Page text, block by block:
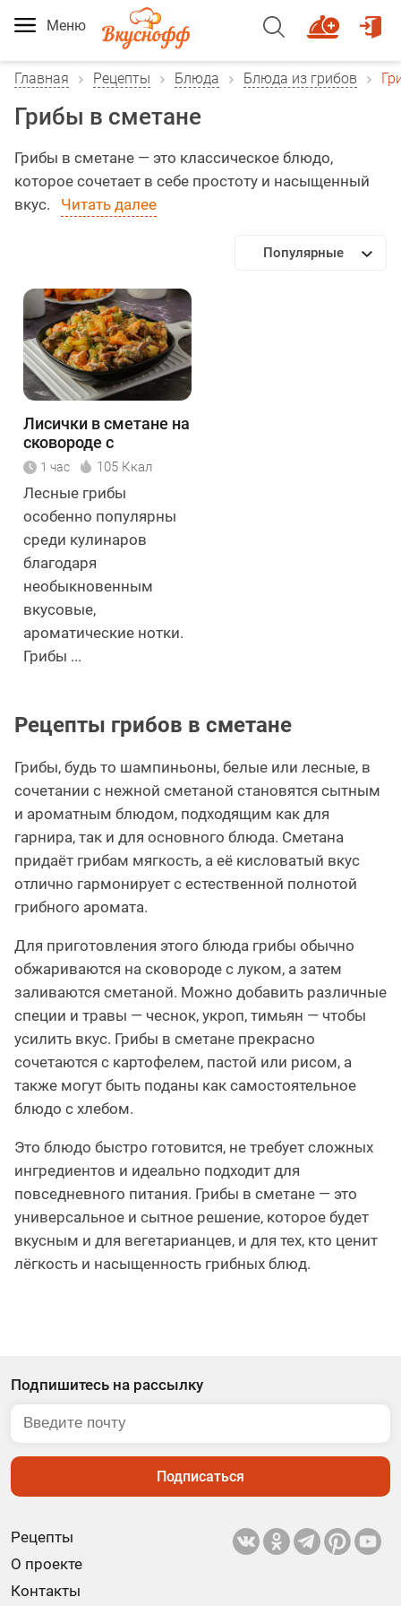
Меню
Главная Рецепты Блюда Блюда из грибов
Грибы в сметане
Грибы в сметане — это классическое блюдо,
которое сочетает в себе простоту и насыщенный
вкус.
Читать далее
Популярные
Лисички в сметане на
сковороде с
картошкой
1 час 105 Ккал
Лесные грибы
особенно популярны
среди кулинаров
благодаря
необыкновенным
вкусовые,
ароматические нотки.
Грибы ...
Рецепты грибов в сметане
Грибы, будь то шампиньоны, белые или лесные, в
сочетании с нежной сметаной становятся сытным
и ароматным блюдом, подходящим как для
гарнира, так и для основного блюда. Сметана
придаёт грибам мягкость, а её кисловатый вкус
отлично гармонирует с естественной полнотой
грибного аромата.
Для приготовления этого блюда грибы обычно
обжариваются на сковороде с луком, а затем
заливаются сметаной. Можно добавить различные
специи и травы — чеснок, укроп, тимьян — чтобы
усилить вкус. Грибы в сметане прекрасно
сочетаются с картофелем, пастой или рисом, а
также могут быть поданы как самостоятельное
блюдо с хлебом.
Это блюдо быстро готовится, не требует сложных
ингредиентов и идеально подходит для
повседневного питания. Грибы в сметане — это
универсальное и сытное решение, которое будет
вкусным и для вегетарианцев, и для тех, кто ценит
лёгкость и насыщенность грибных блюд.
Рецепты
О проекте
Контакты
Подпишитесь на рассылку
Подписаться